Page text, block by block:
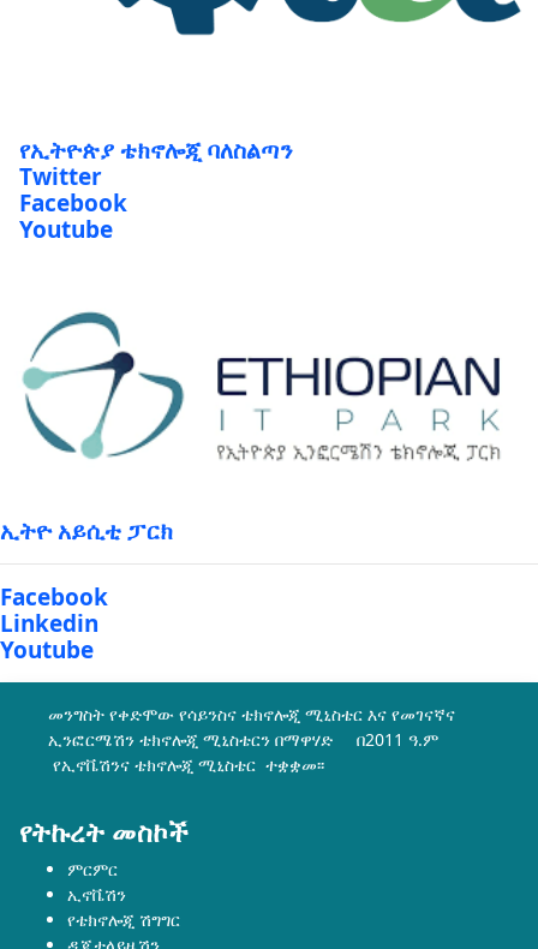
የኢትዮጵያ ቴክኖሎጂ ባለስልጣን
Twitter
Facebook
Youtube
ኢትዮ አይሲቲ ፓርክ
Facebook
Linkedin
Youtube
መንግስት የቀድሞው የሳይንስና ቴክኖሎጂ ሚኒስቴር እና የመገናኛና
ኢንፎርሜሽን ቴክኖሎጂ ሚኒስቴርን በማዋሃድ በ2011 ዓ.ም
የኢኖቬሽንና ቴክኖሎጂ ሚኒስቴር ተቋቋመ፡፡
የትኩረት መስኮች
ምርምር
ኢኖቬሽን
የቴክኖሎጂ ሽግግር